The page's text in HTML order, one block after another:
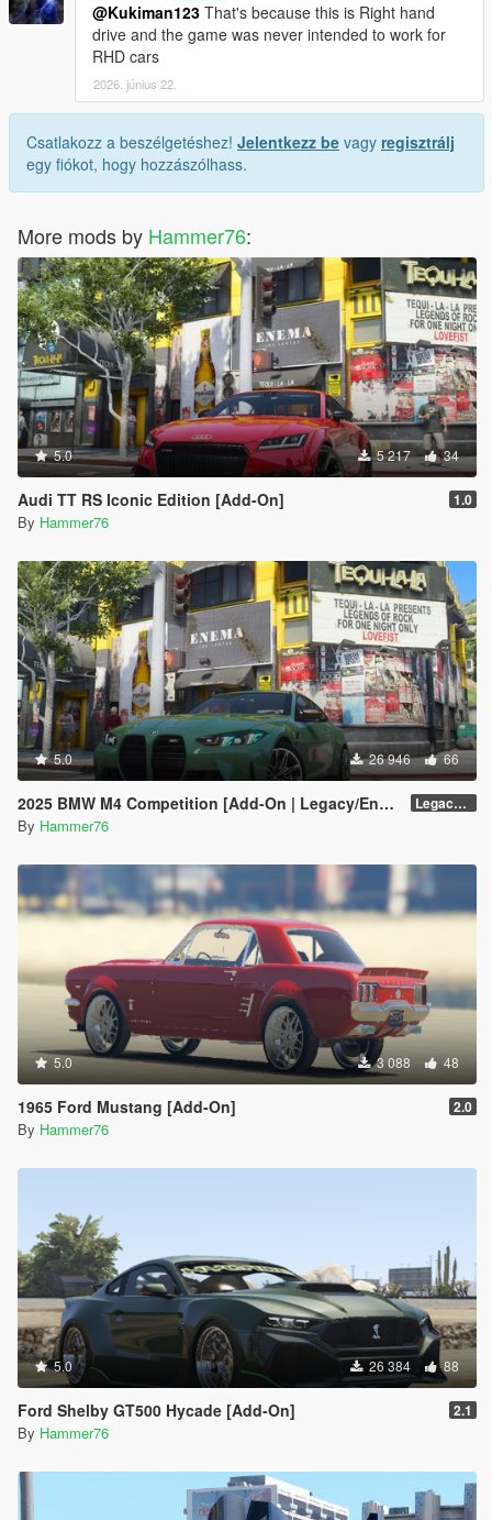
@Kukiman123 That's because this is Right hand
drive and the game was never intended to work for
RHD cars
2026. június 22.
Csatlakozz a beszélgetéshez! Jelentkezz be vagy regisztrálj
egy fiókot, hogy hozzászólhass.
More mods by Hammer76:
5.0 5 217 34
Audi TT RS Iconic Edition [Add-On] 1.0
By Hammer76
5.0 26 946 66
2025 BMW M4 Competition [Add-On | Legacy/Enhanced] Legacy / Enhanced Versions
By Hammer76
5.0 3 088 48
1965 Ford Mustang [Add-On] 2.0
By Hammer76
5.0 26 384 88
Ford Shelby GT500 Hycade [Add-On] 2.1
By Hammer76